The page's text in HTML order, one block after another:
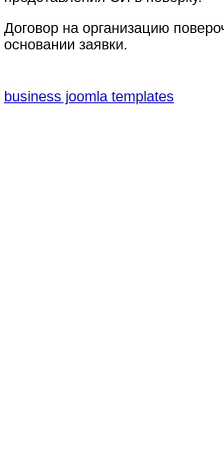
Договор на организацию
основании заявки.
business joomla templates